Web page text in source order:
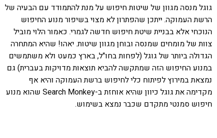
גוגל מנסה מגוון של שיטות חיפוש על מנת להתמודד עם הבעיה של
הרשת העמוקה. ייתכן שהפתרון לא מצוי בשיפור מנוע החיפוש
הנוכחי אלא בבניית שיטת חיפוש חדשה לגמרי. כאמור הלוי מוביל
צוות של מומחים שמנסה ובוחן מגוון שיטות. יאהו! שהיא המתחרה
הגדולה ביותר של גוגל (לפחות בחו"ל, בארץ כמעט ולא משתמשים
במנוע החיפוש הזה שמתקשה להביא תוצאות מדויקות בעברית) גם
נמצאת במירוץ לפיתוח כלי לחיפוש ברשת העמוקה והיא אף
מקדימה את גוגל כיוון שהיא אוחזת ב-Search Monkey שהוא מנוע
חיפוש סמנטי מתקדם שכבר נמצא בשימוש.